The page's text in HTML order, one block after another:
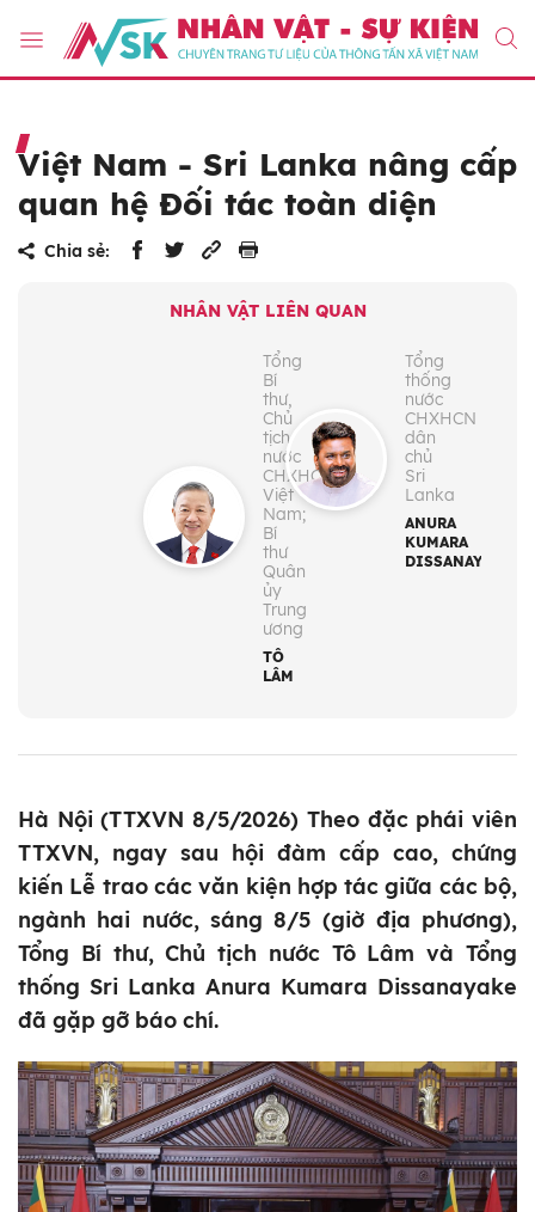
Việt Nam - Sri Lanka nâng cấp
quan hệ Đối tác toàn diện
Chia sẻ:
NHÂN VẬT LIÊN QUAN
Tổng
Bí
thư,
Chủ
tịch
nước
CHXHCN
Việt
Nam;
Bí
thư
Quân
ủy
Trung
ương
TÔ
LÂM
Tổng
thống
nước
CHXHCN
dân
chủ
Sri
Lanka
ANURA
KUMARA
DISSANAYAKA
Hà Nội (TTXVN 8/5/2026) Theo đặc phái viên
TTXVN, ngay sau hội đàm cấp cao, chứng
kiến Lễ trao các văn kiện hợp tác giữa các bộ,
ngành hai nước, sáng 8/5 (giờ địa phương),
Tổng Bí thư, Chủ tịch nước Tô Lâm và Tổng
thống Sri Lanka Anura Kumara Dissanayake
đã gặp gỡ báo chí.